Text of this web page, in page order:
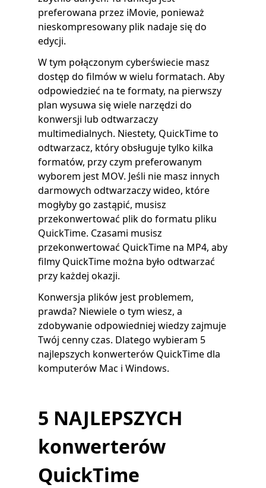
preferowana przez iMovie, ponieważ
nieskompresowany plik nadaje się do
edycji.
W tym połączonym cyberświecie masz
dostęp do filmów w wielu formatach. Aby
odpowiedzieć na te formaty, na pierwszy
plan wysuwa się wiele narzędzi do
konwersji lub odtwarzaczy
multimedialnych. Niestety, QuickTime to
odtwarzacz, który obsługuje tylko kilka
formatów, przy czym preferowanym
wyborem jest MOV. Jeśli nie masz innych
darmowych odtwarzaczy wideo, które
mogłyby go zastąpić, musisz
przekonwertować plik do formatu pliku
QuickTime. Czasami musisz
przekonwertować QuickTime na MP4, aby
filmy QuickTime można było odtwarzać
przy każdej okazji.
Konwersja plików jest problemem,
prawda? Niewiele o tym wiesz, a
zdobywanie odpowiedniej wiedzy zajmuje
Twój cenny czas. Dlatego wybieram 5
najlepszych konwerterów QuickTime dla
komputerów Mac i Windows.
5 NAJLEPSZYCH
konwerterów
QuickTime